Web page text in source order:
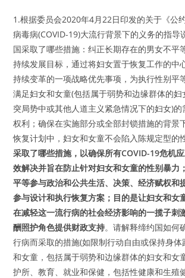
1.根据委员会2020年4月22日印发的关于《公
病毒病(COVID-19)大流行背景下的义务的指导
国采取了哪些措施：纠正长期存在的男女不平
持续发展目标，通过将妇女置于恢复工作的中
持续变革的一项战略优先事项，为执行性别平
满足妇女和女童(包括属于弱势和边缘群体的
突局势中或其他人道主义紧急情况下的妇女)
权利；确保在实施部分或全部封锁措施的背景
恢复计划中，妇女和女童不会陷入陈规定型的
采取了哪些措施，以确保所有COVID-19危机
效解决并旨在防止针对妇女和女童的性别暴力
平等参与政治和公共生活、决策、经济赋权和
参与设计和执行恢复方案；目的是让妇女和女
在减轻这一流行病的社会经济影响的一揽子刺
酬照护角色提供财政支持。请解释缔约国如何
行病而采取的措施(如限制行动自由或保持身
和女童，包括属于弱势和边缘群体的妇女和女
护所、教育、就业和保健，包括性健康和生殖